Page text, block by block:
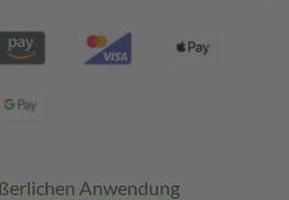
Anwendung